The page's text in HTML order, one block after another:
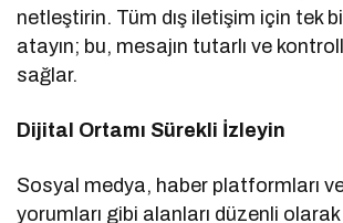
netleştirin. Tüm dış iletişim için tek
atayın; bu, mesajın tutarlı ve
sağlar.
Dijital Ortamı Sürekli İzleyin
Sosyal medya, haber platformları ve
yorumları gibi alanları düzenli